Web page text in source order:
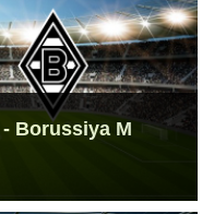
Borussiya M